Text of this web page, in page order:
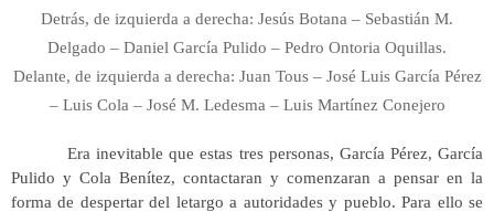
Detrás, de izquierda a derecha: Jesús Botana – Sebastián M.
Delgado – Daniel García Pulido – Pedro Ontoria Oquillas.
Delante, de izquierda a derecha: Juan Tous – José Luis García Pérez
– Luis Cola – José M. Ledesma – Luis Martínez Conejero
Era inevitable que estas tres personas, García Pérez, García
Pulido y Cola Benítez, contactaran y comenzaran a pensar en la
forma de despertar del letargo a autoridades y pueblo. Para ello se